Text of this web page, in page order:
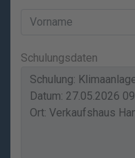
Schulungsdaten